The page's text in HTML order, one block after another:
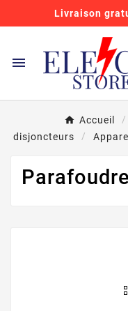
Livraison

Accueil
disjoncteurs